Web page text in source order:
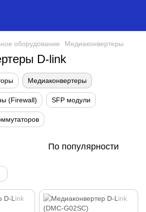
оборудование Медиаконвертеры
D-link
Медиаконвертеры
(Firewall) SFP модули
По популярности